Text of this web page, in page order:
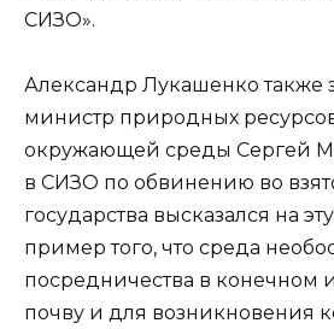
СИЗО».
Александр Лукашенко также
министр природных
окружающей среды Сергей
в СИЗО по обвинению во
государства высказался на
пример того, что среда
посредничества в конечном
почву и для возникновения